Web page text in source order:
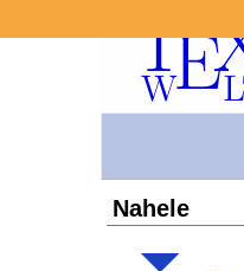
Nahele